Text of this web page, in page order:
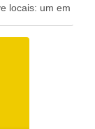
locais: um em
a prova